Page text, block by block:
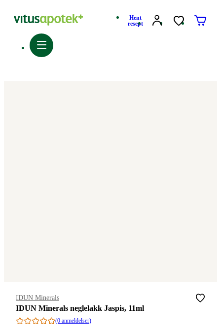
Hent
resept
Merke
IDUN Minerals
IDUN Minerals neglelakk Jaspis, 11ml
(0 anmeldelser)